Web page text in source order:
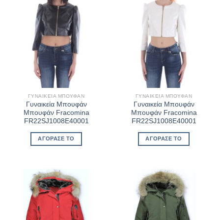
ΓΥΝΑΙΚΕΊΑ ΜΠΟΥΦΆΝ
Γυναικεία Μπουφάν
Μπουφάν Fracomina
FR22SJ1008E40001
ΑΓΌΡΑΣΈ ΤΟ
ΓΥΝΑΙΚΕΊΑ ΜΠΟΥΦΆΝ
Γυναικεία Μπουφάν
Μπουφάν Fracomina
FR22SJ1008E40001
ΑΓΌΡΑΣΈ ΤΟ